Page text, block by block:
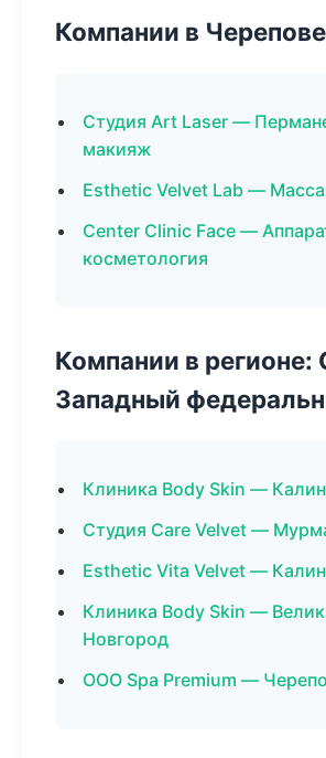
Компании в
Студия Art Laser —
макияж
Esthetic Velvet Lab —
Center Clinic Face —
косметология
Компании в регионе:
Западный
Клиника Body Skin —
Студия Care Velvet —
Esthetic Vita Velvet —
Клиника Body Skin —
Новгород
ООО Spa Premium —